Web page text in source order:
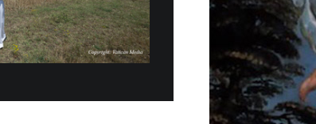
Dal 6 al 27 Luglio Papa Leone XIV a…
Papa Leone XIV si è trasferito, domenica pomeriggio, 5
luglio, nel Palazzo Apostolico di Castel Gandolfo, per un
periodo di riposo. Vi rimarrà fino a...